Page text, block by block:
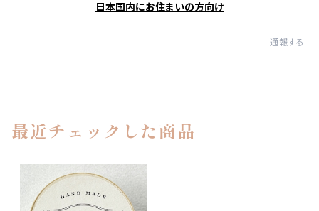
日本国内にお住まいの方向け
通報する
最近チェックした商品